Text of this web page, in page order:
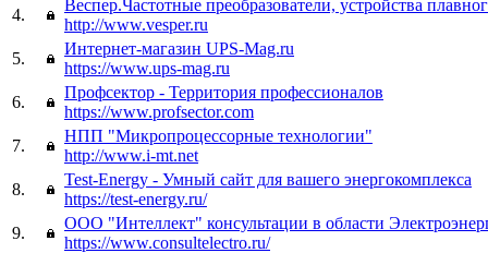
4.
Веспер.Частотные преобразователи, устройства
http://www.vesper.ru
5.
Интернет-магазин UPS-Mag.ru
https://www.ups-mag.ru
6.
Профсектор - Территория профессионалов
https://www.profsector.com
7.
НПП "Микропроцессорные технологии"
http://www.i-mt.net
8.
Test-Energy - Умный сайт для вашего энергокомплекса
https://test-energy.ru/
9.
ООО "Интеллект" консультации в области
https://www.consultelectro.ru/